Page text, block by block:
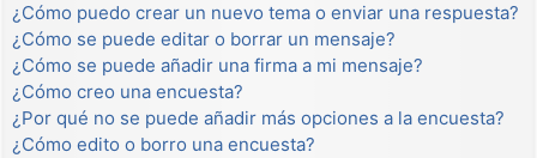
¿Cómo puedo crear un nuevo tema o enviar una respuesta?
¿Cómo se puede editar o borrar un mensaje?
¿Cómo se puede añadir una firma a mi mensaje?
¿Cómo creo una encuesta?
¿Por qué no se puede añadir más opciones a la encuesta?
¿Cómo edito o borro una encuesta?